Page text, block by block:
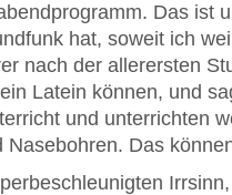
Das ist
hat, soweit ich
nach der allerersten
Latein können, und
und unterrichten
Das